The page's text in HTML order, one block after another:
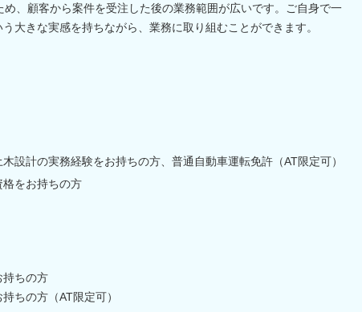
、顧客から案件を受注した後の業務範囲が広いです。ご自身で一
大きな実感を持ちながら、業務に取り組むことができます。
設計の実務経験をお持ちの方、普通自動車運転免許（AT限定可）
格をお持ちの方
持ちの方
ちの方（AT限定可）